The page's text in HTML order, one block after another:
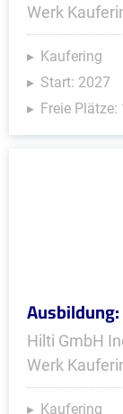
Werk
Kaufering
Start: 2027
Freie Plätze:
Hilti GmbH
Werk
Kaufering